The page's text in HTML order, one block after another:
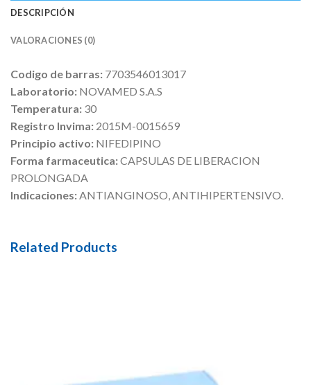
DESCRIPCIÓN
VALORACIONES (0)
Codigo de barras: 7703546013017
Laboratorio: NOVAMED S.A.S
Temperatura: 30
Registro Invima: 2015M-0015659
Principio activo: NIFEDIPINO
Forma farmaceutica:CAPSULAS DE LIBERACION
PROLONGADA
Indicaciones:ANTIANGINOSO, ANTIHIPERTENSIVO.
Related Products